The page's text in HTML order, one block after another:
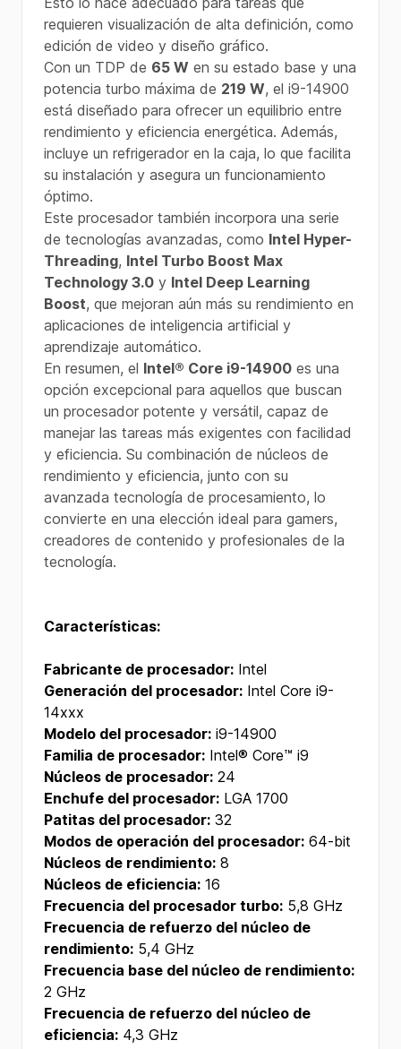
requieren visualización de alta definición, como
edición de video y diseño gráfico.
Con un TDP de 65 W en su estado base y una
potencia turbo máxima de 219 W, el i9-14900
está diseñado para ofrecer un equilibrio entre
rendimiento y eficiencia energética. Además,
incluye un refrigerador en la caja, lo que facilita
su instalación y asegura un funcionamiento
óptimo.
Este procesador también incorpora una serie
de tecnologías avanzadas, como Intel Hyper-
Threading, Intel Turbo Boost Max
Technology 3.0 y Intel Deep Learning
Boost, que mejoran aún más su rendimiento en
aplicaciones de inteligencia artificial y
aprendizaje automático.
En resumen, el Intel® Core i9-14900 es una
opción excepcional para aquellos que buscan
un procesador potente y versátil, capaz de
manejar las tareas más exigentes con facilidad
y eficiencia. Su combinación de núcleos de
rendimiento y eficiencia, junto con su
avanzada tecnología de procesamiento, lo
convierte en una elección ideal para gamers,
creadores de contenido y profesionales de la
tecnología.
Características:
Fabricante de procesador: Intel
Generación del procesador: Intel Core i9-
14xxx
Modelo del procesador: i9-14900
Familia de procesador: Intel® Core™ i9
Núcleos de procesador: 24
Enchufe del procesador: LGA 1700
Patitas del procesador: 32
Modos de operación del procesador: 64-bit
Núcleos de rendimiento: 8
Núcleos de eficiencia: 16
Frecuencia del procesador turbo: 5,8 GHz
Frecuencia de refuerzo del núcleo de
rendimiento: 5,4 GHz
Frecuencia base del núcleo de rendimiento:
2 GHz
Frecuencia de refuerzo del núcleo de
eficiencia: 4,3 GHz